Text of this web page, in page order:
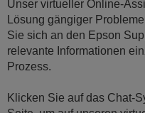
Unser virtueller Online-
Lösung gängiger
Sie sich an den Epson
relevante Informationen
Prozess.
Klicken Sie auf das Chat-